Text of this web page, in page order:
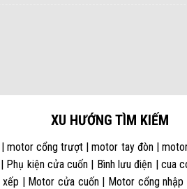
XU HƯỚNG TÌM KIẾM
cổng trượt | motor tay đòn |
kiện cửa cuốn | Bình lưu điện |
| Motor cửa cuốn | Motor cổng